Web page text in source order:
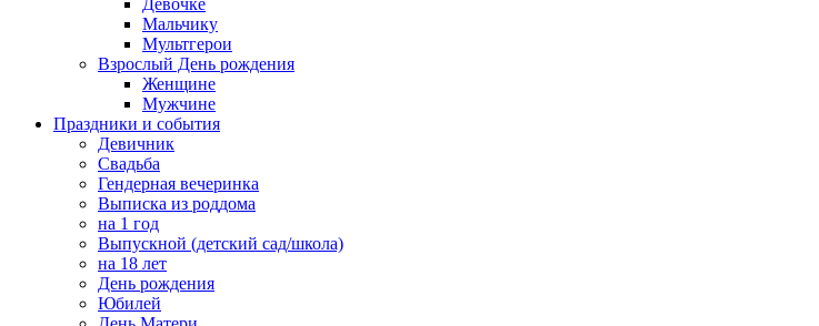
Девочке
Мальчику
Мультгерои
Взрослый День рождения
Женщине
Мужчине
Праздники и события
Девичник
Свадьба
Гендерная вечеринка
Выписка из роддома
на 1 год
Выпускной (детский сад/школа)
на 18 лет
День рождения
Юбилей